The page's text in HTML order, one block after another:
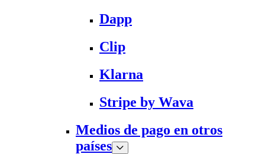
Dapp
Clip
Klarna
Stripe by Wava
Medios de pago en otros
países